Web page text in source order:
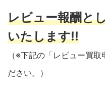
レビュー報酬と
いたします!!
（※下記の「レビュー買
ださい。）